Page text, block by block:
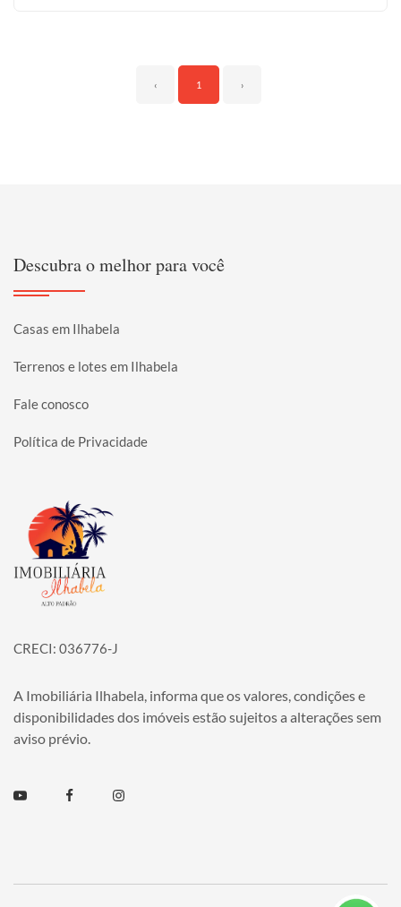
‹ 1 ›
Descubra o melhor para você
Casas em Ilhabela
Terrenos e lotes em Ilhabela
Fale conosco
Política de Privacidade
Página inicial
CRECI: 036776-J
A Imobiliária Ilhabela, informa que os valores, condições e
disponibilidades dos imóveis estão sujeitos a alterações sem
aviso prévio.
Youtube FacebookInstagram